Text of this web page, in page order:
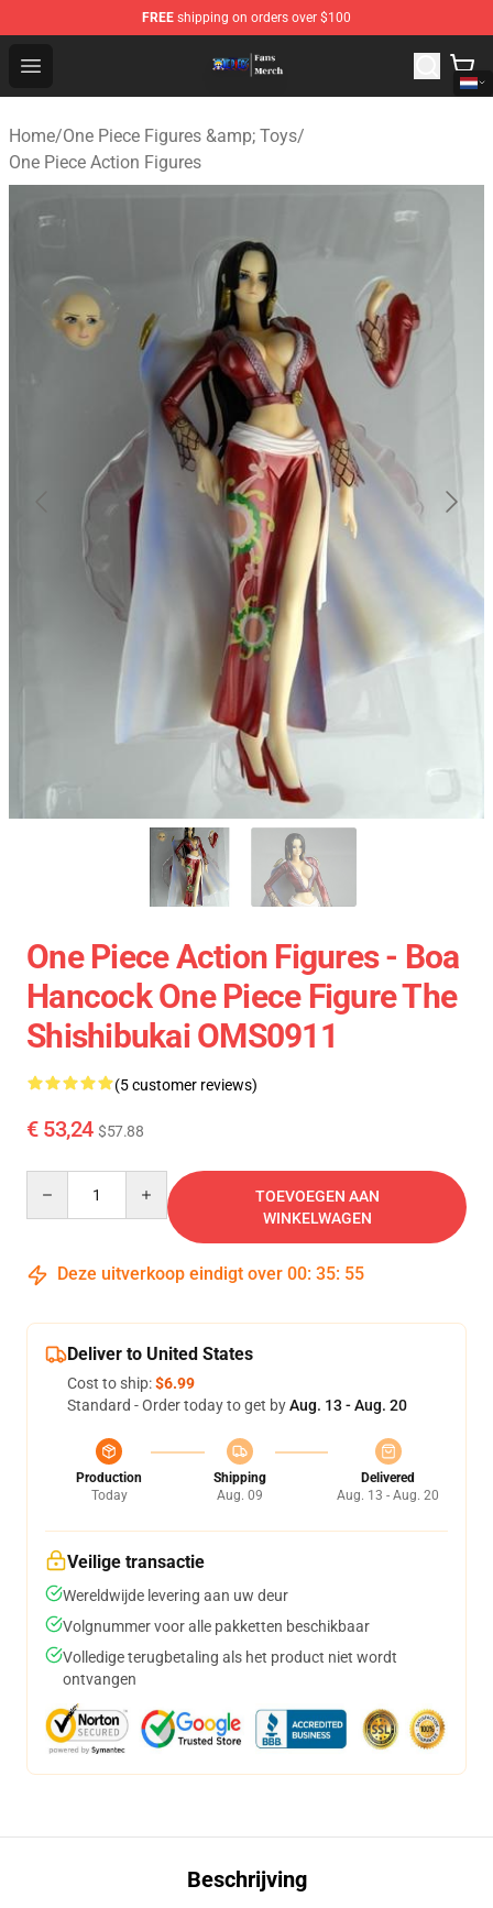
FREE shipping on orders over $100
Open menu
One Piece Store - Official One Piece Merchandise Shop
Home/One Piece Figures &amp; Toys/
One Piece Action Figures
One Piece Action Figures - Boa
Hancock One Piece Figure The
Shishibukai OMS0911
(5 customer reviews)
€ 53,24 $57.88
TOEVOEGEN AAN
WINKELWAGEN
Deze uitverkoop eindigt over 00: 35: 54
Deliver to United States
Cost to ship:$6.99
Standard - Order today to get byAug. 13 - Aug. 20
Production
Today
Shipping
Aug. 09
Delivered
Aug. 13 - Aug. 20
Veilige transactie
Wereldwijde levering aan uw deur
Volgnummer voor alle pakketten beschikbaar
Volledige terugbetaling als het product niet wordt
ontvangen
Beschrijving